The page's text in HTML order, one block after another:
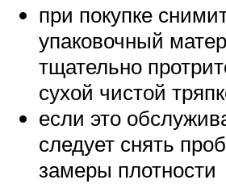
при покупке
упаковочный
тщательно
сухой чистой
если это
следует снять
замеры плотности